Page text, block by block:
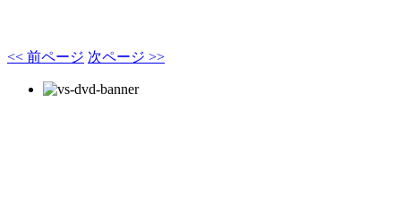
<< 前ページ 次ページ >>